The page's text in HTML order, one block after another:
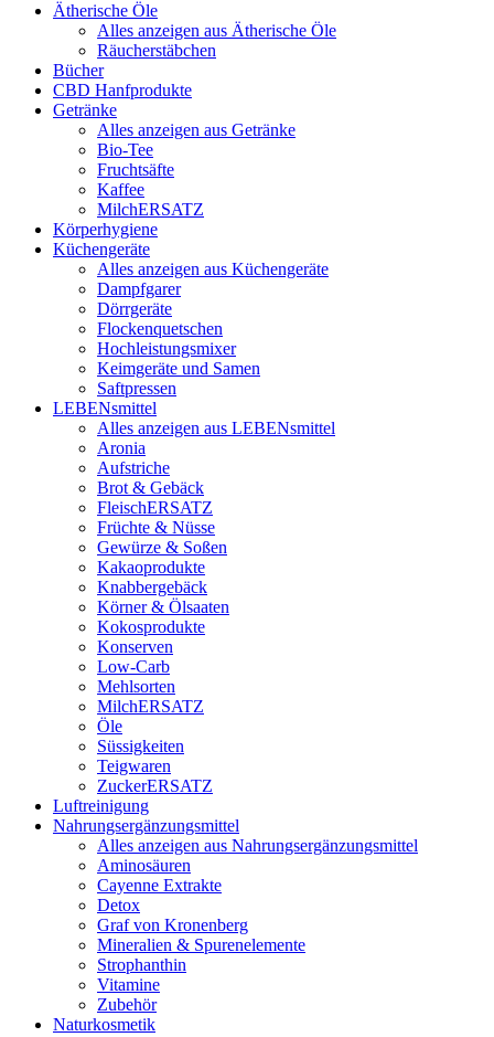
Ätherische Öle
Alles anzeigen aus Ätherische Öle
Räucherstäbchen
Bücher
CBD Hanfprodukte
Getränke
Alles anzeigen aus Getränke
Bio-Tee
Fruchtsäfte
Kaffee
MilchERSATZ
Körperhygiene
Küchengeräte
Alles anzeigen aus Küchengeräte
Dampfgarer
Dörrgeräte
Flockenquetschen
Hochleistungsmixer
Keimgeräte und Samen
Saftpressen
LEBENsmittel
Alles anzeigen aus LEBENsmittel
Aronia
Aufstriche
Brot & Gebäck
FleischERSATZ
Früchte & Nüsse
Gewürze & Soßen
Kakaoprodukte
Knabbergebäck
Körner & Ölsaaten
Kokosprodukte
Konserven
Low-Carb
Mehlsorten
MilchERSATZ
Öle
Süssigkeiten
Teigwaren
ZuckerERSATZ
Luftreinigung
Nahrungsergänzungsmittel
Alles anzeigen aus Nahrungsergänzungsmittel
Aminosäuren
Cayenne Extrakte
Detox
Graf von Kronenberg
Mineralien & Spurenelemente
Strophanthin
Vitamine
Zubehör
Naturkosmetik